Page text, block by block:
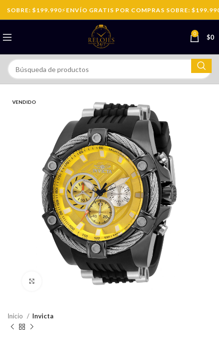
SOBRE: $199.990⚡ENVÍO GRATIS POR COMPRAS SOBRE: $199.990
0 $0
VENDIDO
Haga Click para agrandar
Inicio Invicta